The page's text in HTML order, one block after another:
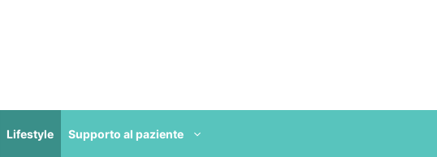
Lifestyle Supporto al paziente